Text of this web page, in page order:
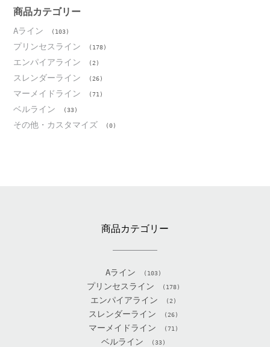
ブ
商品カテゴリー
Aライン (103)
プリンセスライン (178)
エンパイアライン (2)
スレンダーライン (26)
マーメイドライン (71)
ベルライン (33)
その他・カスタマイズ (0)
商品カテゴリー
Aライン (103)
プリンセスライン (178)
エンパイアライン (2)
スレンダーライン (26)
マーメイドライン (71)
ベルライン (33)